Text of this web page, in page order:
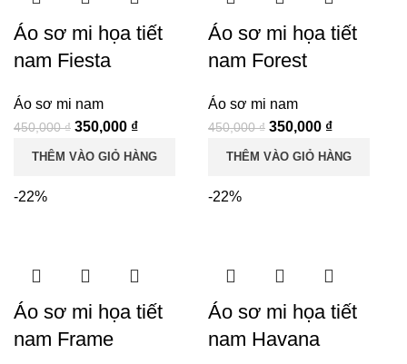
Áo sơ mi họa tiết
nam Fiesta
Áo sơ mi nam
450,000₫ Giá
gốc
350,000 ₫Giá
hiện
THÊM VÀO GIỎ HÀNG
Áo sơ mi họa tiết
nam Forest
Áo sơ mi nam
450,000₫ Giá
gốc
350,000 ₫Giá
hiện
THÊM VÀO GIỎ HÀNG
-22%
Áo sơ mi họa tiết
nam Frame
-22%
Áo sơ mi họa tiết
nam Havana